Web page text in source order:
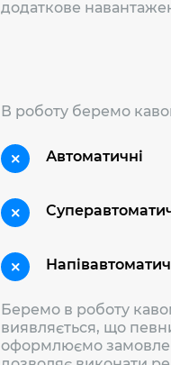
додаткове
В роботу беремо
Автоматичні
Беремо в роботу
виявляється, що
оформлюємо